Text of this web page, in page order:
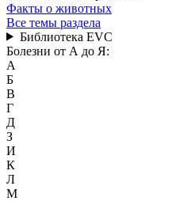
Факты о животных
Все темы раздела
Библиотека EVC
Болезни от А до Я:
А
Б
В
Г
Д
З
И
К
Л
М